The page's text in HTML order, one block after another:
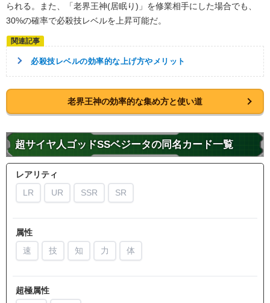
られる。また、「老界王神(居眠り)」を修業相手にした場合でも、
30%の確率で必殺技レベルを上昇可能だ。
必殺技レベルの効率的な上げ方やメリット
老界王神の効率的な集め方と使い道
超サイヤ人ゴッドSSベジータの同名カード一覧
レアリティ
LR
UR SSR SR
属性
速
技 知 力 体
超極属性